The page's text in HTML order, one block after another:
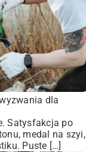
dla
Satysfakcja po
medal na szyi,
Puste […]